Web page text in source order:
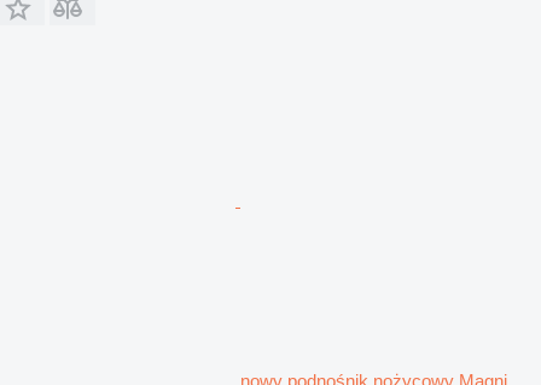
nowy podnośnik nożycowy Magni